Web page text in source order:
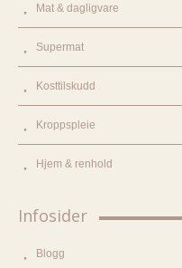
Mat & dagligvare
Supermat
Kosttilskudd
Kroppspleie
Hjem & renhold
Infosider
Blogg